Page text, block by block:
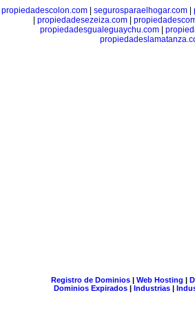
propiedadescolon.com| segurosparaelhogar.com|
propiedadesezeiza.com
propiedadesgualeguaychu.com|
Registro de Dominios| Web Hosting |
Dominios Expirados | Industrias |